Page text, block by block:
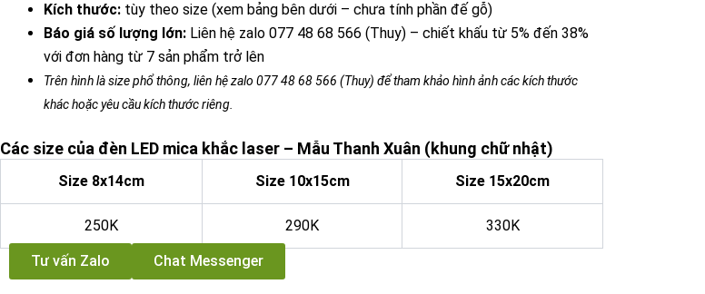
Kích thước: tùy theo size (xem bảng bên dưới – chưa tính phần đế gỗ)
Báo giá số lượng lớn: Liên hệ zalo 077 48 68 566 (Thuy) – chiết khấu từ 5% đến 38%
với đơn hàng từ 7 sản phẩm trở lên
Trên hình là size phổ thông, liên hệ zalo 077 48 68 566 (Thuy) để tham khảo hình ảnh các kích thước
khác hoặc yêu cầu kích thước riêng.
Các size của đèn LED mica khắc laser – Mẫu Thanh Xuân (khung chữ nhật)
Size 8x14cm Size 10x15cm Size 15x20cm
250K 290K 330K
Tư vấn Zalo Chat Messenger